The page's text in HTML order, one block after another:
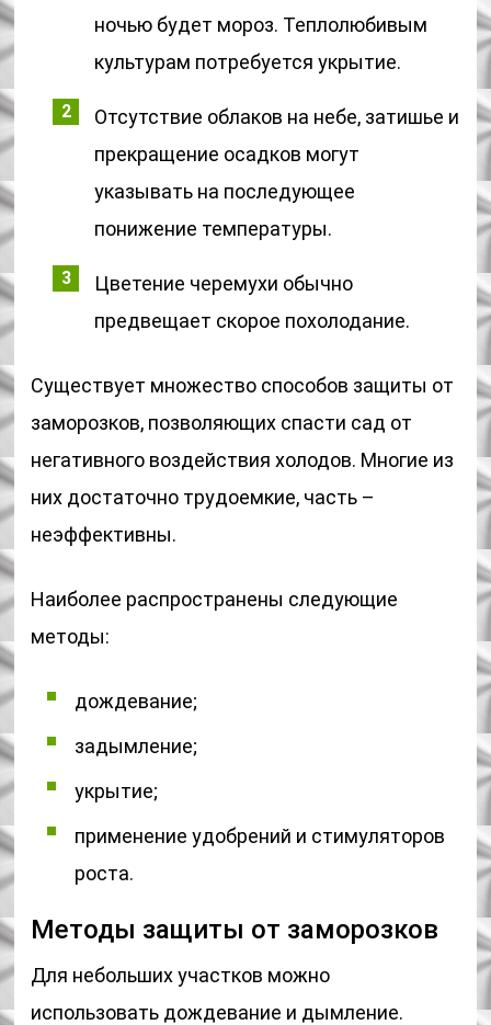
ночью будет мороз. Теплолюбивым
культурам потребуется укрытие.
Отсутствие облаков на небе, затишье и
прекращение осадков могут
указывать на последующее
понижение температуры.
Цветение черемухи обычно
предвещает скорое похолодание.
Существует множество способов защиты от
заморозков, позволяющих спасти сад от
негативного воздействия холодов. Многие из
них достаточно трудоемкие, часть –
неэффективны.
Наиболее распространены следующие
методы:
дождевание;
задымление;
укрытие;
применение удобрений и стимуляторов
роста.
Методы защиты от заморозков
Для небольших участков можно
использовать дождевание и дымление.